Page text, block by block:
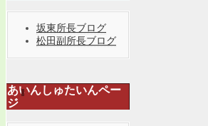
坂東所長ブログ
松田副所長ブログ
あいんしゅたいんペー
ジ